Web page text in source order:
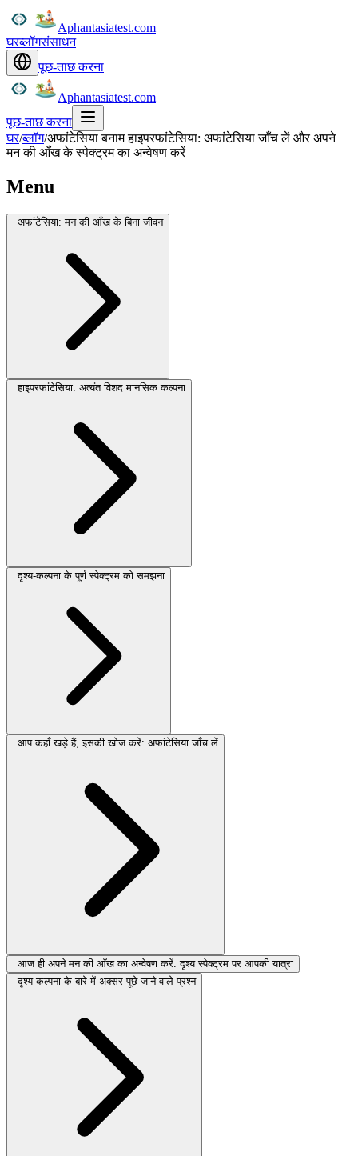
Aphantasiatest.com
घरब्लॉगसंसाधन
पूछ-ताछ करना
Aphantasiatest.com
पूछ-ताछ करना
घर/ब्लॉग/अफांटेसिया बनाम हाइपरफांटेसिया: अफांटेसिया जाँच लें और अपने
मन की आँख के स्पेक्ट्रम का अन्वेषण करें
Menu
अफांटेसिया: मन की आँख के बिना जीवन
हाइपरफांटेसिया: अत्यंत विशद मानसिक कल्पना
दृश्य-कल्पना के पूर्ण स्पेक्ट्रम को समझना
आप कहाँ खड़े हैं, इसकी खोज करें: अफांटेसिया जाँच लें
आज ही अपने मन की आँख का अन्वेषण करें: दृश्य स्पेक्ट्रम पर आपकी यात्रा
दृश्य कल्पना के बारे में अक्सर पूछे जाने वाले प्रश्न